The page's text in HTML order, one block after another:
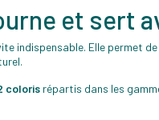
et sert
indispensable. Elle permet
coloris répartis dans les